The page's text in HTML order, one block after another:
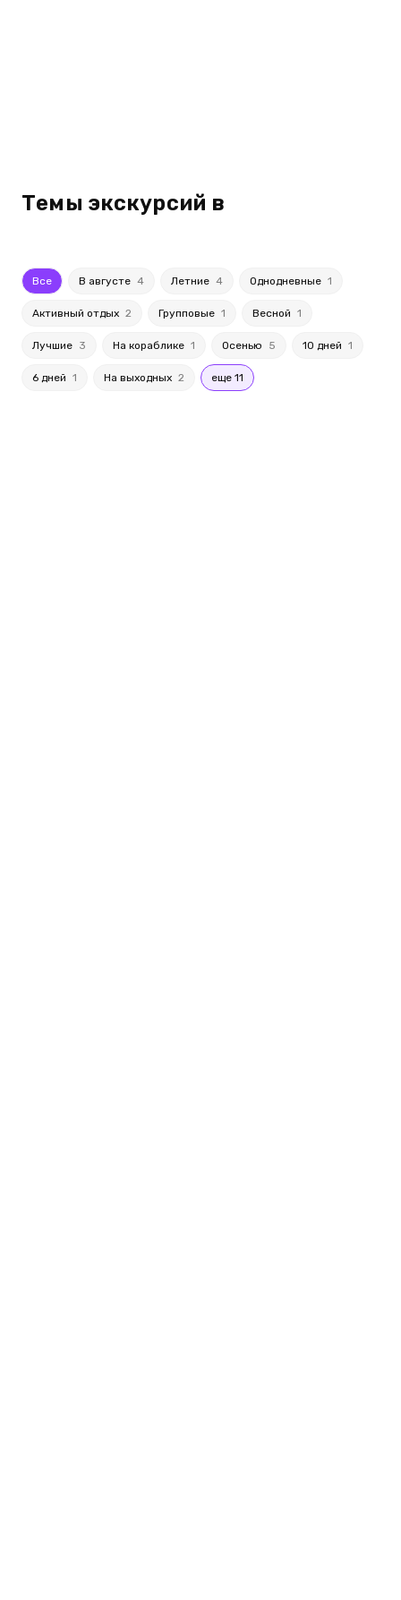
Темы экскурсий в
Все В августе 4 Летние 4 Однодневные 1
Активный отдых 2 Групповые 1 Весной 1
Лучшие 3 На кораблике 1 Осенью 5 10 дней 1
6 дней 1 На выходных 2 еще 11